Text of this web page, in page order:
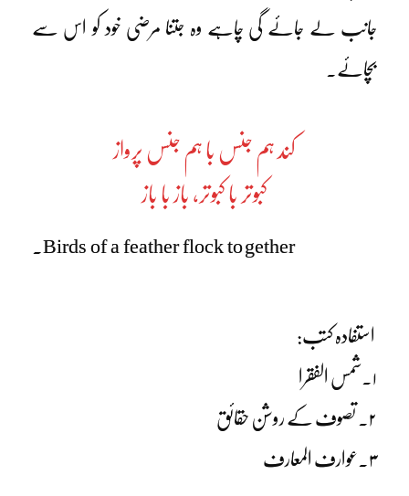
جانب لے جائے گی چاہے وہ جتنا مرضی خود کو اس سے
بچائے۔
کند ہم جنس با ہم جنس پرواز
کبوتر با کبوتر، باز با باز
Birds of a feather flock to gether.
استفادہ کتب:
۱۔شمس الفقرا
۲۔ تصوف کے روشن حقائق
۳۔عوارف المعارف